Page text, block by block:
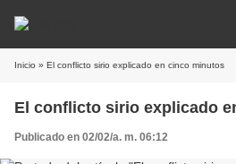
Inicio » El conflicto sirio explicado en cinco minutos
El conflicto sirio explicado
Publicado en 02/02/a. m. 06:12